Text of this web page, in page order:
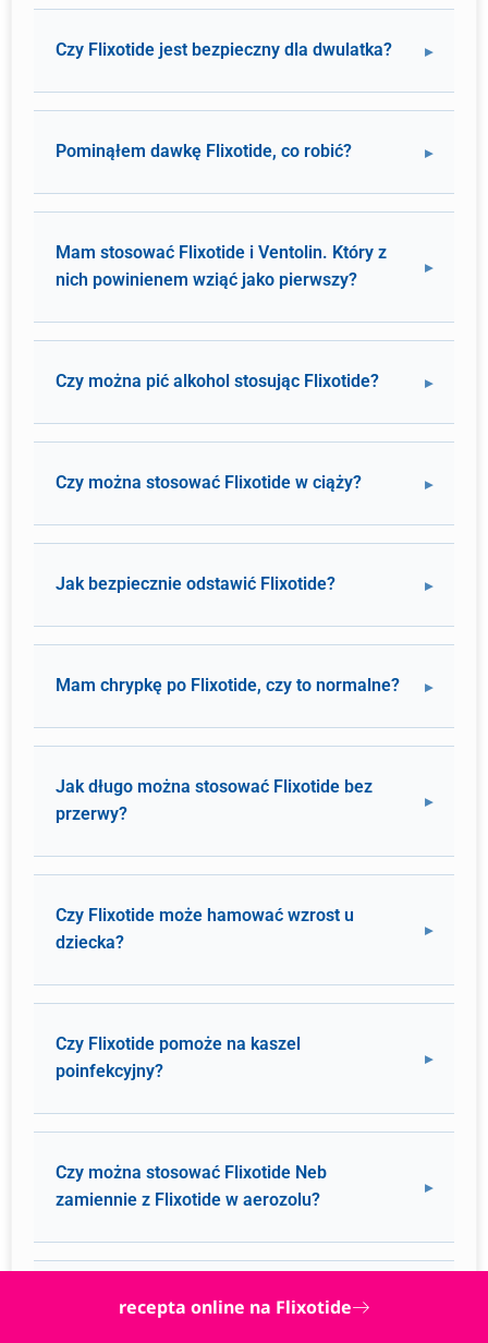
Czy Flixotide jest bezpieczny dla dwulatka?
Pominąłem dawkę Flixotide, co robić?
Mam stosować Flixotide i Ventolin. Który z
nich powinienem wziąć jako pierwszy?
Czy można pić alkohol stosując Flixotide?
Czy można stosować Flixotide w ciąży?
Jak bezpiecznie odstawić Flixotide?
Mam chrypkę po Flixotide, czy to normalne?
Jak długo można stosować Flixotide bez
przerwy?
Czy Flixotide może hamować wzrost u
dziecka?
Czy Flixotide pomoże na kaszel
poinfekcyjny?
Czy można stosować Flixotide Neb
zamiennie z Flixotide w aerozolu?
Co zrobić, jeśli po Flixotide wystąpią
recepta online na Flixotide